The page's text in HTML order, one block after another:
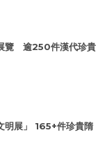
展覽 逾250件漢代珍貴
明展」 165+件珍貴隋